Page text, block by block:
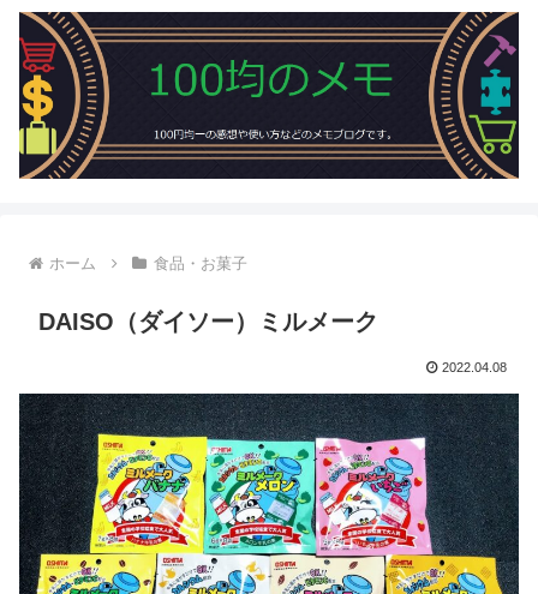
ホーム 食品・お菓子
DAISO（ダイソー）ミルメーク
2022.04.08